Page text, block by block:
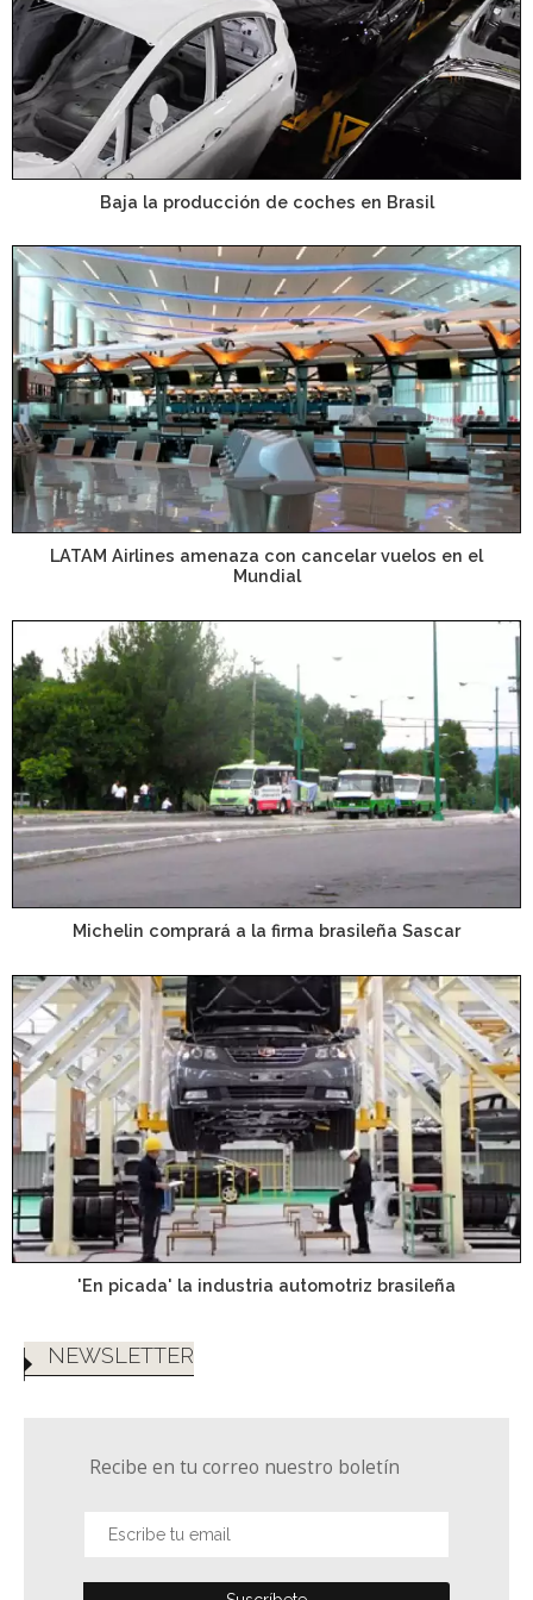
Baja la producción de coches en Brasil
LATAM Airlines amenaza con cancelar vuelos en el
Mundial
Michelin comprará a la firma brasileña Sascar
'En picada' la industria automotriz brasileña
NEWSLETTER
Recibe en tu correo nuestro boletín